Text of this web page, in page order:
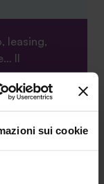
sui cookie
leasing,
Il